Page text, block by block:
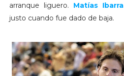
arranque liguero. Matías Ibarra
justo cuando fue dado de baja.